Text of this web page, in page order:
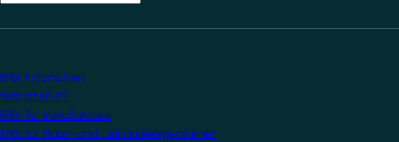
KNX Erforschen
Was ist KNX?
KNX für Installateure
KNX für Haus- und Gebäudeeigentümer